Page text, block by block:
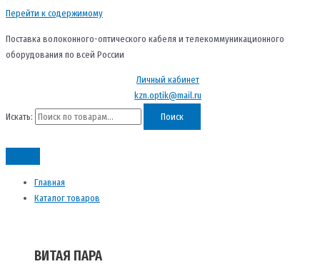
Перейти к содержимому
Поставка волоконного-оптического кабеля и телекоммуникационного
оборудования по всей России
Личный кабинет
kzn.optik@mail.ru
Искать:
Поиск
Главная
Каталог товаров
ВИТАЯ ПАРА